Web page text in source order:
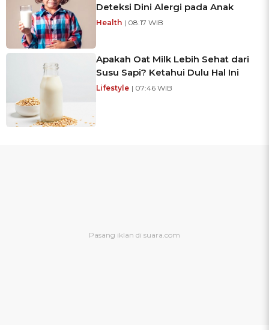
Deteksi Dini Alergi pada Anak
Health | 08:17 WIB
Apakah Oat Milk Lebih Sehat dari
Susu Sapi? Ketahui Dulu Hal Ini
Lifestyle | 07:46 WIB